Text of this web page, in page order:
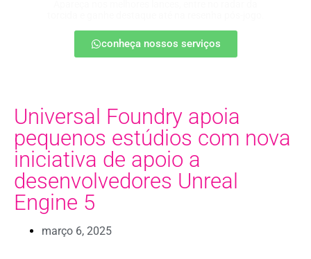
conheça nossos serviços
Universal Foundry apoia
pequenos estúdios com nova
iniciativa de apoio a
desenvolvedores Unreal
Engine 5
março 6, 2025